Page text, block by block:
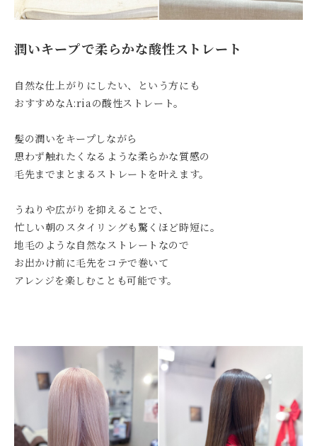
潤いキープで柔らかな酸性ストレート
自然な仕上がりにしたい、という方にも
おすすめなA:riaの酸性ストレート。
髪の潤いをキープしながら
思わず触れたくなるような柔らかな質感の
毛先までまとまるストレートを叶えます。
うねりや広がりを抑えることで、
忙しい朝のスタイリングも驚くほど時短に。
地毛のような自然なストレートなので
お出かけ前に毛先をコテで巻いて
アレンジを楽しむことも可能です。